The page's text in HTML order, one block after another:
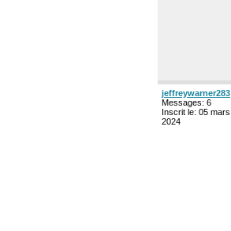
jeffreywarner283
Messages: 6
Inscrit le: 05 mars
2024